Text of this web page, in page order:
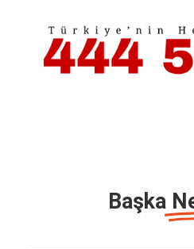
Başka